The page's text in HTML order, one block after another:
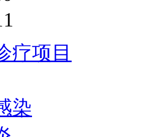
疗项目
染